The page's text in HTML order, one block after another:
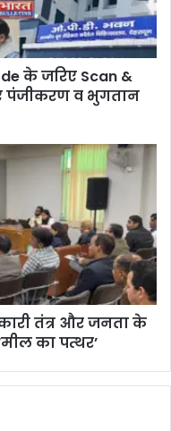
के जरिए Scan &
पंजीकरण व भुगतान
तंत्र और जनता के
का पत्थर’